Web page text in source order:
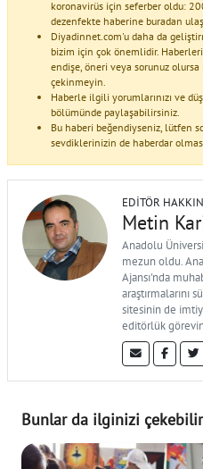
koronavirüs için seferber oldu:
dezenfekte haberine buradan
Diyadinnet.com'u daha da
bizim için çok önemlidir.
endişe, öneri veya sorunuz
çekinmeyin.
Haberle ilgili yorumlarınızı ve
bölümünde paylaşabilirsiniz.
Bu haberi beğendiyseniz, lütfen
sevdiklerinizin de haberdar
EDITÖR
Metin
Anadolu
mezun oldu.
Ajansı'nda
araştırmalarını
sitesinin de
editörlük
Bunlar da ilginizi çekebilir